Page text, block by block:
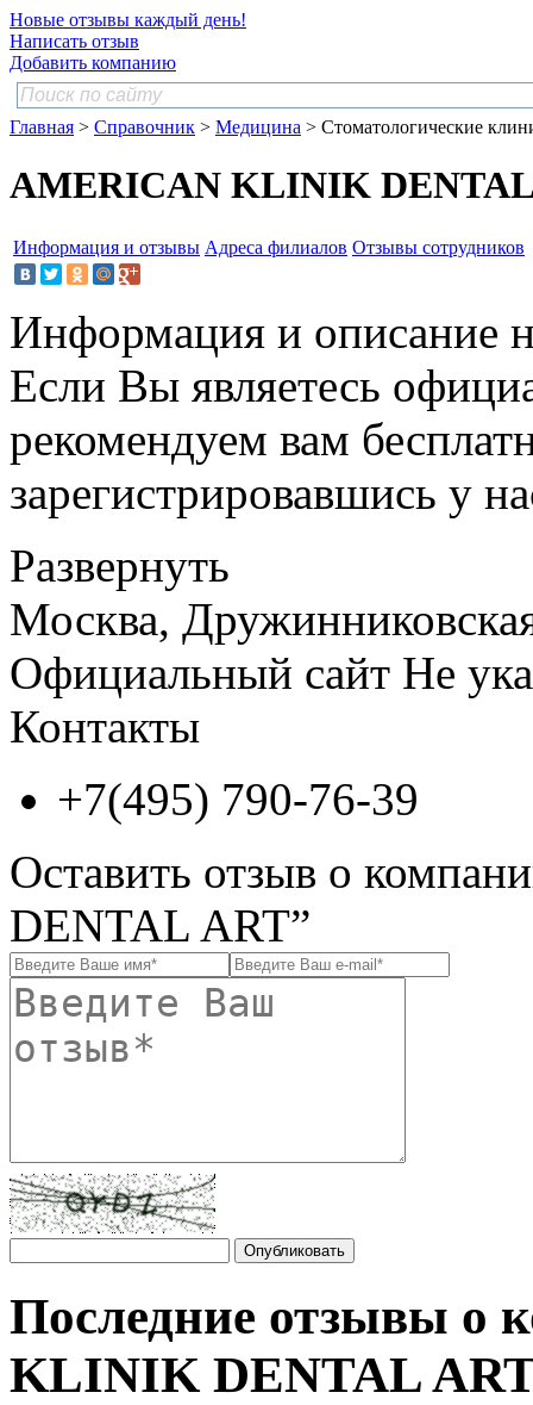
Новые отзывы каждый день!
Написать отзыв
Добавить компанию
Главная > Справочник > Медицина > Стоматологические
AMERICAN KLINIK
Информация и отзывы Адреса филиалов Отзывы сотрудников
Информация и описание
Если Вы являетесь
рекомендуем вам
зарегистрировавшись у
Развернуть
Москва,
Официальный сайт Не
Контакты
+7(495) 790-76-39
Оставить отзыв о
DENTAL ART”
Последние отзывы о
KLINIK DENTAL